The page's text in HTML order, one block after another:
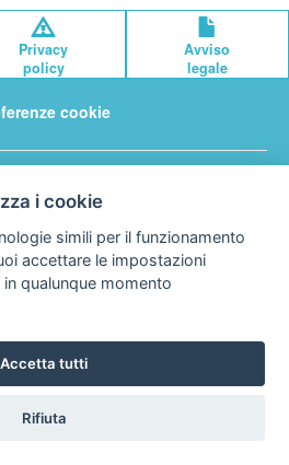
Privacy
policy
Avviso
legale
cookie
i diritti sono riservati
- 63822 P. S. Giorgio (FM)
IVA 02257690442
FM-200734
i cookie
simili per il funzionamento
accettare le impostazioni
qualunque momento
Accetta tutti
Rifiuta